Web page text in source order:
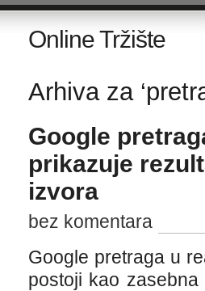
Online Tržište
Arhiva za
Google
prikazuje
izvora
bez komentara
Google pretraga u
postoji kao